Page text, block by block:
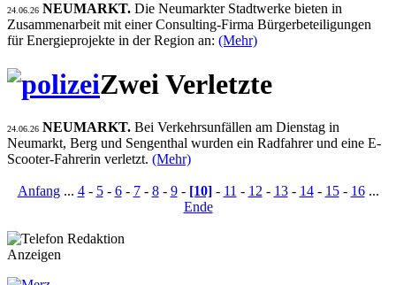
24.06.26 NEUMARKT. Die Neumarkter Stadtwerke bieten in
Zusammenarbeit mit einer Consulting-Firma Bürgerbeteiligungen
für Energieprojekte in der Region an: (Mehr)
Zwei Verletzte
24.06.26 NEUMARKT. Bei Verkehrsunfällen am Dienstag in
Neumarkt, Berg und Sengenthal wurden ein Radfahrer und eine E-
Scooter-Fahrerin verletzt. (Mehr)
Anfang... 4- 5- 6- 7- 8- 9- [10]- 11 - 12 - 13- 14- 15- 16...
Ende
Anzeigen